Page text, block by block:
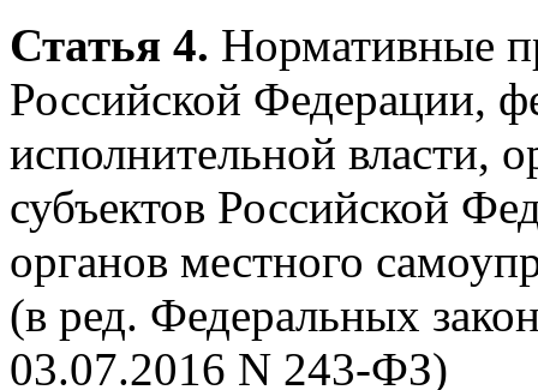
Статья 4. Нормативные
Российской Федерации,
исполнительной власти,
субъектов Российской
органов местного
(в ред. Федеральных
03.07.2016 N 243-ФЗ)